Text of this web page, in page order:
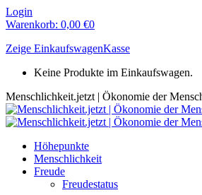
Zum
Inhalt
Login
Warenkorb: 0,00 €0
Zeige EinkaufswagenKasse
Keine Produkte im Einkaufswagen.
Menschlichkeit.jetzt | Ökonomie der
Höhepunkte
Menschlichkeit
Freude
Freudestatus